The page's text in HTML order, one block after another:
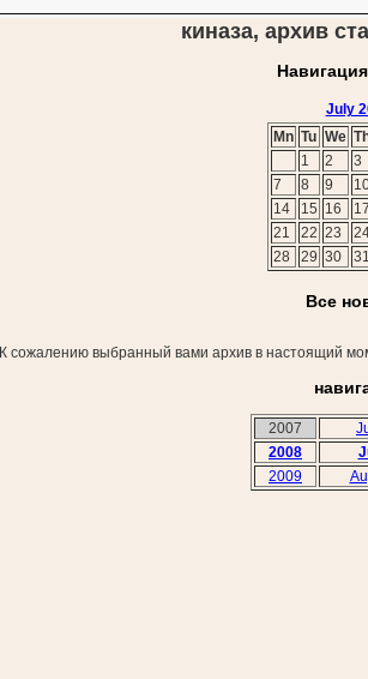
киназа, архив
July
Mn Tu We
1
2
3
7
8 9
14
15 16
21
22 23
28
29 30
Все
К сожалению выбранный вами архив в настоящий
2007
2008
2009